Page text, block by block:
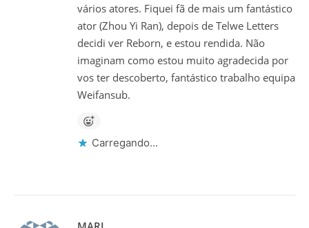
vários atores. Fiquei fã de mais um fantástico
ator (Zhou Yi Ran), depois de Telwe Letters
decidi ver Reborn, e estou rendida. Não
imaginam como estou muito agradecida por
vos ter descoberto, fantástico trabalho equipa
Weifansub.
Carregando...